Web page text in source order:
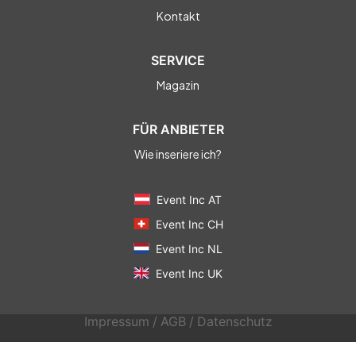
Kontakt
SERVICE
Magazin
FÜR ANBIETER
Wie inseriere ich?
Event Inc AT
Event Inc CH
Event Inc NL
Event Inc UK
Impressum / AGB / Datenschutz